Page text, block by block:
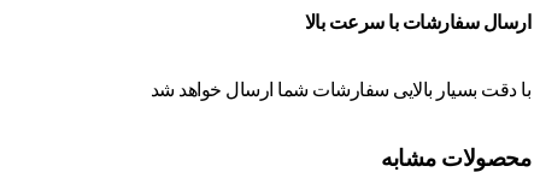
ارسال سفارشات با سرعت بالا
با دقت بسیار بالایی سفارشات شما ارسال خواهد شد
محصولات مشابه